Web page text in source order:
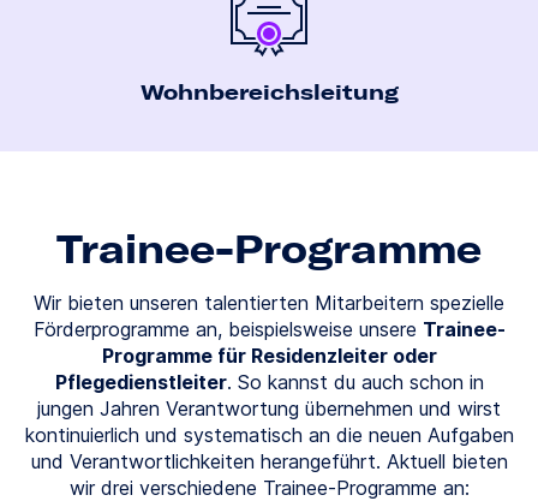
Wohn­bereichs­leitung
Trainee-Programme
Wir bieten unseren talentierten Mitarbeitern spezielle
Förderprogramme an, beispielsweise unsere Trainee-
Programme für Residenzleiter oder
Pflegedienstleiter. So kannst du auch schon in
jungen Jahren Verantwortung übernehmen und wirst
kontinuierlich und systematisch an die neuen Aufgaben
und Verantwortlichkeiten herangeführt. Aktuell bieten
wir drei verschiedene Trainee-Programme an: